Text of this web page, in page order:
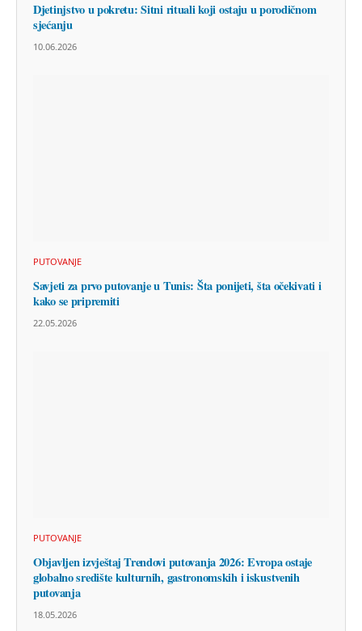
Djetinjstvo u pokretu: Sitni rituali koji ostaju u porodičnom
sjećanju
10.06.2026
PUTOVANJE
Savjeti za prvo putovanje u Tunis: Šta ponijeti, šta očekivati i
kako se pripremiti
22.05.2026
PUTOVANJE
Objavljen izvještaj Trendovi putovanja 2026: Evropa ostaje
globalno središte kulturnih, gastronomskih i iskustvenih
putovanja
18.05.2026